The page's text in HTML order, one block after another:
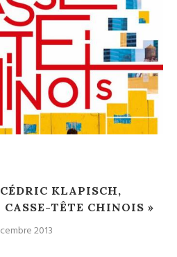
KLAPISCH,
CASSE-TÊTE CHINOIS »
2013